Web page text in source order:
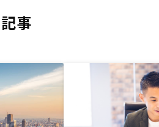
事